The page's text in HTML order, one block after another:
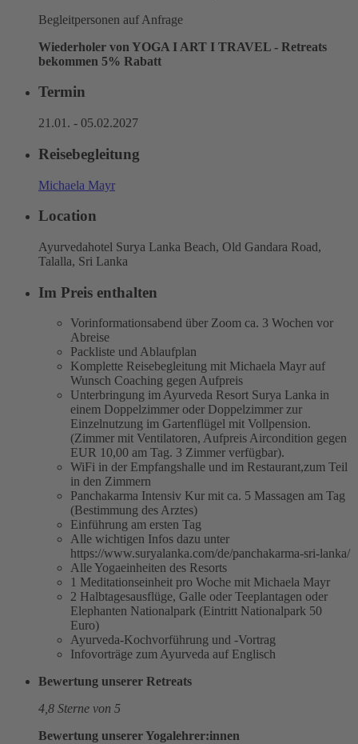
Begleitpersonen auf Anfrage
Wiederholer von YOGA I ART I TRAVEL - Retreats
bekommen 5% Rabatt
Termin
21.01. - 05.02.2027
Reisebegleitung
Michaela Mayr
Location
Ayurvedahotel Surya Lanka Beach, Old Gandara Road,
Talalla, Sri Lanka
Im Preis enthalten
Vorinformationsabend über Zoom ca. 3 Wochen vor
Abreise
Packliste und Ablaufplan
Komplette Reisebegleitung mit Michaela Mayr auf
Wunsch Coaching gegen Aufpreis
Unterbringung im Ayurveda Resort Surya Lanka in
einem Doppelzimmer oder Doppelzimmer zur
Einzelnutzung im Gartenflügel mit Vollpension.
(Zimmer mit Ventilatoren, Aufpreis Aircondition gegen
EUR 10,00 am Tag. 3 Zimmer verfügbar).
WiFi in der Empfangshalle und im Restaurant,zum Teil
in den Zimmern
Panchakarma Intensiv Kur mit ca. 5 Massagen am Tag
(Bestimmung des Arztes)
Einführung am ersten Tag
Alle wichtigen Infos dazu unter
https://www.suryalanka.com/de/panchakarma-sri-lanka/
Alle Yogaeinheiten des Resorts
1 Meditationseinheit pro Woche mit Michaela Mayr
2 Halbtagesausflüge, Galle oder Teeplantagen oder
Elephanten Nationalpark (Eintritt Nationalpark 50
Euro)
Ayurveda-Kochvorführung und -Vortrag
Infovorträge zum Ayurveda auf Englisch
Bewertung unserer Retreats
4,8 Sterne von 5
Bewertung unserer Yogalehrer:innen